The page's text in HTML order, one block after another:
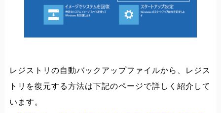
レジストリの自動バックアップファイルから、レジス
トリを復元する方法は下記のページで詳しく紹介して
います。